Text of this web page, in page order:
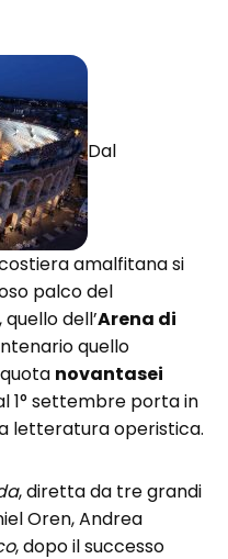
Dal
amalfitana si
palco del
dell’Arena di
quello
novantasei
1° settembre porta in
letteratura operistica.
, diretta da tre grandi
Oren, Andrea
, dopo il successo